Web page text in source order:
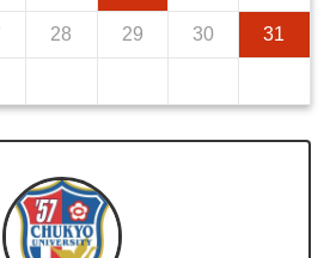
28 29 30 31